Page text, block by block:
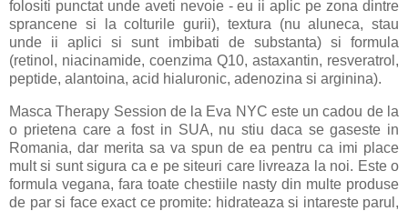
folositi punctat unde aveti nevoie - eu ii aplic pe zona dintre
sprancene si la colturile gurii), textura (nu aluneca, stau
unde ii aplici si sunt imbibati de substanta) si formula
(retinol, niacinamide, coenzima Q10, astaxantin, resveratrol,
peptide, alantoina, acid hialuronic, adenozina si arginina).
Masca Therapy Session de la Eva NYC este un cadou de la
o prietena care a fost in SUA, nu stiu daca se gaseste in
Romania, dar merita sa va spun de ea pentru ca imi place
mult si sunt sigura ca e pe siteuri care livreaza la noi. Este o
formula vegana, fara toate chestiile nasty din multe produse
de par si face exact ce promite: hidrateaza si intareste parul,